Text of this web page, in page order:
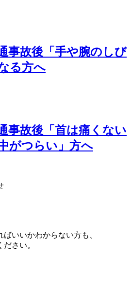
事故後「手や腕のしび
る方へ
事故後「首は痛くない
がつらい」方へ
いいかわからない方も、
さい。